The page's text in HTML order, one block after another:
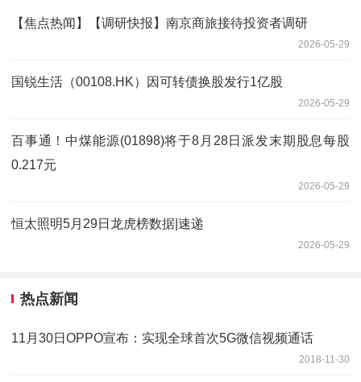
【焦点热闻】【调研快报】南京商旅接待投资者调研
2026-05-29
国锐生活（00108.HK）因可转债换股发行1亿股
2026-05-29
百事通！中煤能源(01898)将于8月28日派发末期股息每股
0.217元
2026-05-29
恒太照明5月29日龙虎榜数据|速递
2026-05-29
热点新闻
11月30日OPPO宣布：实现全球首次5G微信视频通话
2018-11-30